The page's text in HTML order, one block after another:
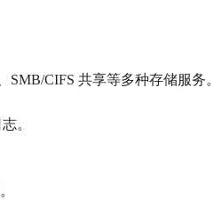
CIFS 共享等多种存储服务。
。